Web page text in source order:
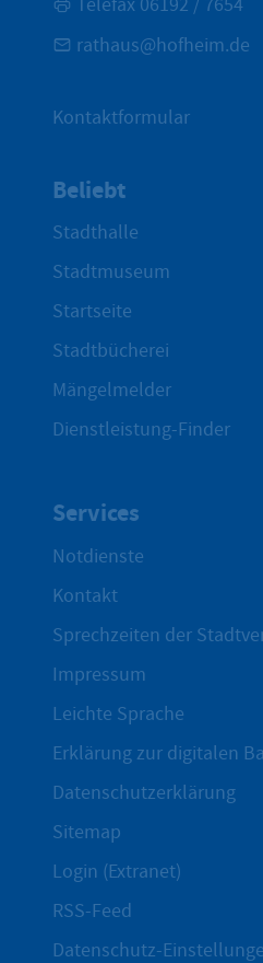
Telefax 06192 / 7654
rathaus@hofheim.de
Kontaktformular
Beliebt
Stadthalle
Stadtmuseum
Startseite
Stadtbücherei
Mängelmelder
Dienstleistung-Finder
Services
Notdienste
Kontakt
Sprechzeiten der
Impressum
Leichte Sprache
Erklärung zur digitalen
Datenschutzerklärung
Sitemap
Login (Extranet)
RSS-Feed
Datenschutz-